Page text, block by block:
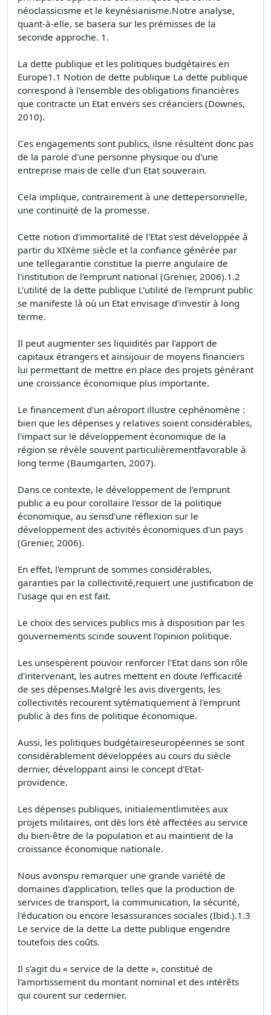
néoclassicisme et le keynésianisme.Notre analyse,
quant-à-elle, se basera sur les prémisses de la
seconde approche. 1.
La dette publique et les politiques budgétaires en
Europe1.1 Notion de dette publique La dette publique
correspond à l'ensemble des obligations financières
que contracte un Etat envers ses créanciers (Downes,
2010).
Ces engagements sont publics, ilsne résultent donc pas
de la parole d'une personne physique ou d'une
entreprise mais de celle d'un Etat souverain.
Cela implique, contrairement à une dettepersonnelle,
une continuité de la promesse.
Cette notion d'immortalité de l'Etat s'est développée à
partir du XIXème siècle et la confiance générée par
une tellegarantie constitue la pierre angulaire de
l'institution de l'emprunt national (Grenier, 2006).1.2
L'utilité de la dette publique L'utilité de l'emprunt public
se manifeste là où un Etat envisage d'investir à long
terme.
Il peut augmenter ses liquidités par l'apport de
capitaux étrangers et ainsijouir de moyens financiers
lui permettant de mettre en place des projets générant
une croissance économique plus importante.
Le financement d'un aéroport illustre cephénomène :
bien que les dépenses y relatives soient considérables,
l'impact sur le développement économique de la
région se révèle souvent particulièrementfavorable à
long terme (Baumgarten, 2007).
Dans ce contexte, le développement de l'emprunt
public a eu pour corollaire l'essor de la politique
économique, au sensd'une réflexion sur le
développement des activités économiques d'un pays
(Grenier, 2006).
En effet, l'emprunt de sommes considérables,
garanties par la collectivité,requiert une justification de
l'usage qui en est fait.
Le choix des services publics mis à disposition par les
gouvernements scinde souvent l'opinion politique.
Les unsespèrent pouvoir renforcer l'Etat dans son rôle
d'intervenant, les autres mettent en doute l'efficacité
de ses dépenses.Malgré les avis divergents, les
collectivités recourent sytématiquement à l'emprunt
public à des fins de politique économique.
Aussi, les politiques budgétaireseuropéennes se sont
considérablement développées au cours du siècle
dernier, développant ainsi le concept d'Etat-
providence.
Les dépenses publiques, initialementlimitées aux
projets militaires, ont dès lors été affectées au service
du bien-être de la population et au maintient de la
croissance économique nationale.
Nous avonspu remarquer une grande variété de
domaines d'application, telles que la production de
services de transport, la communication, la sécurité,
l'éducation ou encore lesassurances sociales (Ibid.).1.3
Le service de la dette La dette publique engendre
toutefois des coûts.
Il s'agit du « service de la dette », constitué de
l'amortissement du montant nominal et des intérêts
qui courent sur cedernier.